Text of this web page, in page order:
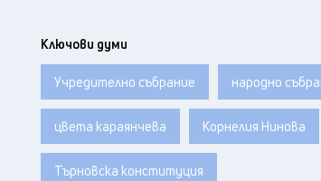
Ключови думи
Учредително събрание народно
цвета караянчева Корнелия Нинова
Търновска конституция